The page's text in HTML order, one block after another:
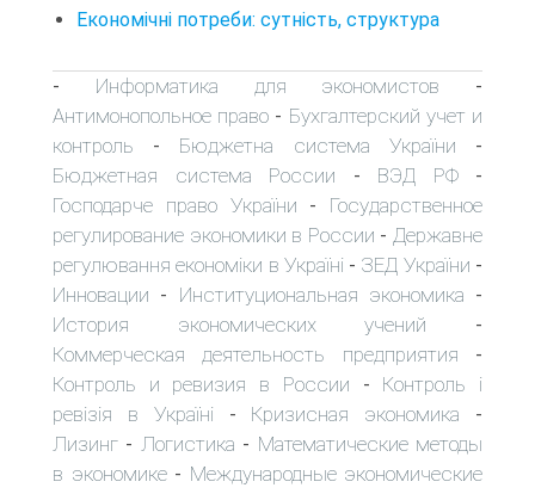
Економічні потреби: сутність, структура
- Информатика для экономистов -
Антимонопольное право - Бухгалтерский учет и
контроль - Бюджетна система України -
Бюджетная система России - ВЭД РФ-
Господарче право України - Государственное
регулирование экономики в России - Державне
регулювання економіки в Україні - ЗЕД України -
Инновации - Институциональная экономика -
История экономических учений -
Коммерческая деятельность предприятия -
Контроль и ревизия в России - Контроль і
ревізія в Україні - Кризисная экономика -
Лизинг - Логистика - Математические методы
в экономике - Международные экономические